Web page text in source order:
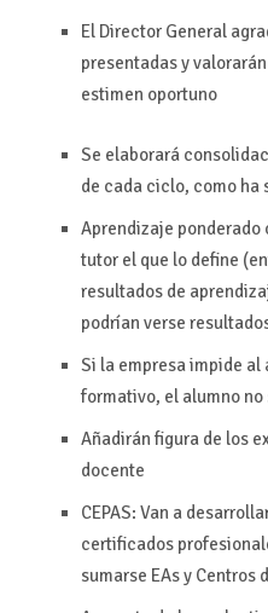
El Director General
presentadas y
estimen oportuno
Se elaborará
de cada ciclo, como ha
Aprendizaje ponderado
tutor el que lo define
resultados de
podrían verse
Si la empresa impide
formativo, el alumno
Añadirán figura de los
docente
CEPAS: Van a
certificados
sumarse EAs y Centros